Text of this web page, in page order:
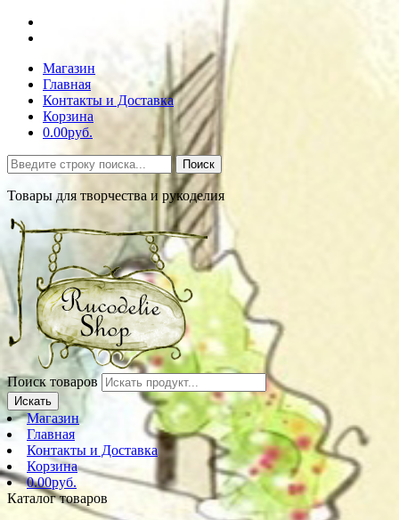
Магазин
Главная
Контакты и Доставка
Корзина
0.00руб.
Поиск
Товары для творчества и рукоделия
Поиск товаров
Искать
Магазин
Главная
Контакты и Доставка
Корзина
0.00руб.
Каталог товаров